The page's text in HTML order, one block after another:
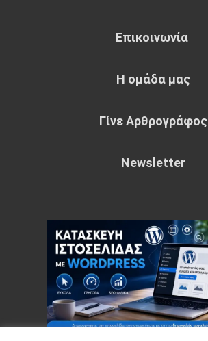
Επικοινωνία
Η ομάδα μας
Γίνε Αρθρογράφος
Newsletter